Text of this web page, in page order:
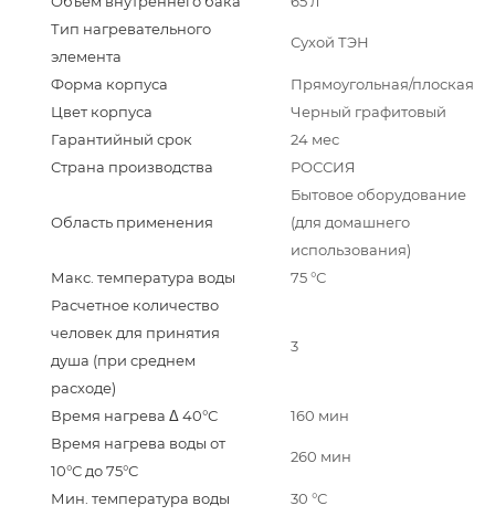
Тип нагревательного
элемента
Сухой ТЭН
Форма корпуса
Прямоугольная/плоская
Цвет корпуса
Черный графитовый
Гарантийный срок
24 мес
Страна производства
РОССИЯ
Область применения
Бытовое оборудование
(для домашнего
использования)
Макс. температура воды
75 °С
Расчетное количество
человек для принятия
душа (при среднем
расходе)
3
Время нагрева Δ 40°С
160 мин
Время нагрева воды от
10°С до 75°С
260 мин
Мин. температура воды
30 °С